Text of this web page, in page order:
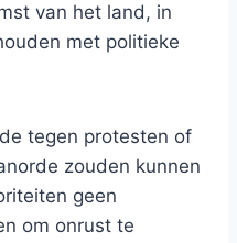
van het land, in
met politieke
tegen protesten of
zouden kunnen
geen
om onrust te